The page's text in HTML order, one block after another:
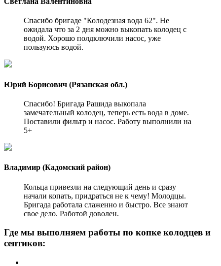
Спасибо бригаде "Колодезная вода 62". Не
ожидала что за 2 дня можно выкопать колодец с
водой. Хорошо полдключили насос, уже
пользуюсь водой.
Юрий Борисович (Рязанская обл.)
Спасибо! Бригада Рашида выкопала
замечательный колодец, теперь есть вода в доме.
Поставили фильтр и насос. Работу выполнили на
5+
Владимир (Кадомский район)
Кольца привезли на следующий день и сразу
начали копать, придраться не к чему! Молодцы.
Бригада работала слаженно и быстро. Все знают
свое дело. Работой доволен.
Где мы выполняем работы по копке колодцев и
септиков: